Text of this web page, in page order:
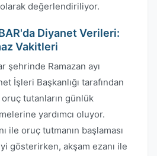
değerlendiriliyor.
Diyanet Verileri:
Vakitleri
şehrinde Ramazan ayı
İşleri Başkanlığı tarafından
tutanların günlük
yardımcı oluyor.
ile oruç tutmanın başlaması
gösterirken, akşam ezanı ile